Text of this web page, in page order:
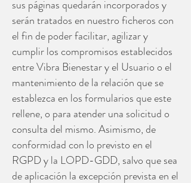
sus páginas quedarán incorporados y
serán tratados en nuestro ficheros con
el fin de poder facilitar, agilizar y
cumplir los compromisos establecidos
entre Vibra Bienestar y el Usuario o el
mantenimiento de la relación que se
establezca en los formularios que este
rellene, o para atender una solicitud o
consulta del mismo. Asimismo, de
conformidad con lo previsto en el
RGPD y la LOPD-GDD, salvo que sea
de aplicación la excepción prevista en el